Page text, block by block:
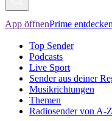
App öffnenPrime entdecken
Top Sender
Podcasts
Live Sport
Sender aus deiner
Musikrichtungen
Themen
Radiosender von A-Z